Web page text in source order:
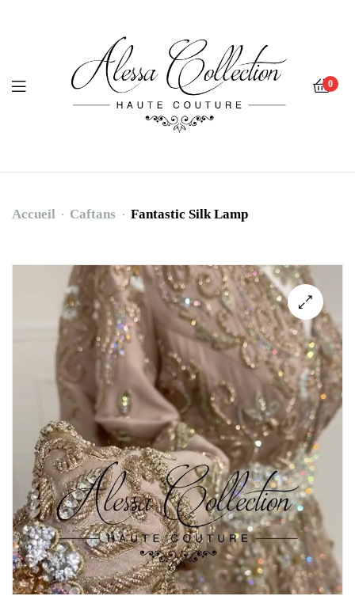
0
Fantastic
Accueil Caftans Fantastic Silk Lamp